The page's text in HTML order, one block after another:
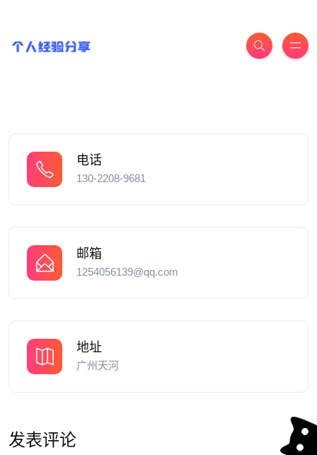
电话
130-2208-9681
邮箱
1254056139@qq.com
地址
广州天河
发表评论